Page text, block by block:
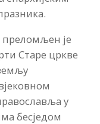
преломљен је
Старе цркве
у
бесједом